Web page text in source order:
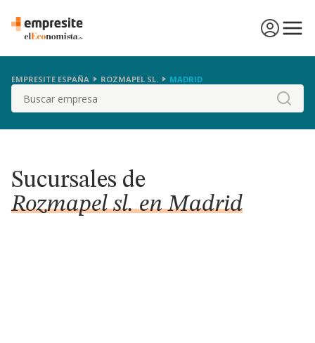
EMPRESITE ESPAÑA ROZMAPEL SL. MADRID
Buscar
Sucursales de
Rozmapel sl. en Madrid